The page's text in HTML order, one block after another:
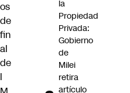
os
de
fin
al
de
l
la
Propiedad
Privada:
Gobierno
de
Milei
retira
artículo